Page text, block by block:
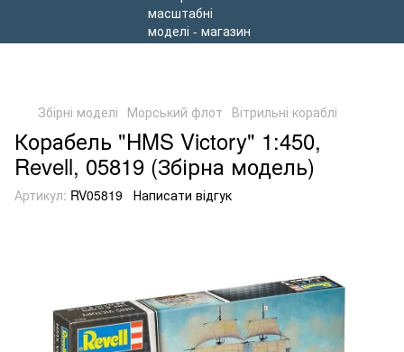
Збірні моделі Морський флот Вітрильні кораблі
Корабель "HMS Victory" 1:450,
Revell, 05819 (Збірна модель)
Артикул: RV05819 Написати відгук